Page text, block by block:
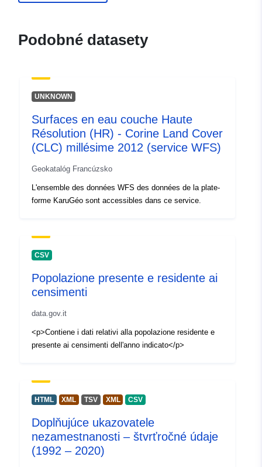
Podobné datasety
UNKNOWN
Surfaces en eau couche Haute
Résolution (HR) - Corine Land Cover
(CLC) millésime 2012 (service WFS)
Geokatalóg Francúzsko
L'ensemble des données WFS des données de la plate-
forme KaruGéo sont accessibles dans ce service.
CSV
Popolazione presente e residente ai
censimenti
data.gov.it
<p>Contiene i dati relativi alla popolazione residente e
presente ai censimenti dell'anno indicato</p>
HTML XML TSV XML CSV
Doplňujúce ukazovatele
nezamestnanosti – štvrťročné údaje
(1992 – 2020)